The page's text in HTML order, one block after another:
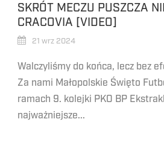
SKRÓT MECZU PUSZCZA
CRACOVIA [VIDEO]
21 wrz 2024
Walczyliśmy do końca, lecz bez
Za nami Małopolskie Święto
ramach 9. kolejki PKO BP
najważniejsze...